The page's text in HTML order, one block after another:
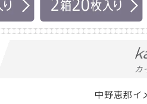
カ
中野恵那イ